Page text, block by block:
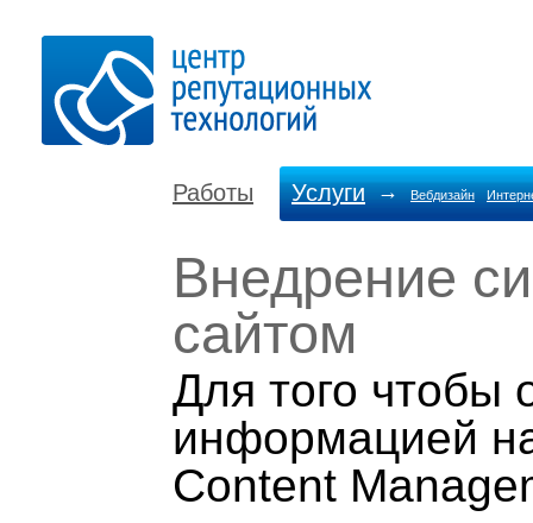
Работы Услуги → Вебдизайн
Внедрение
сайтом
Для того чтобы
информацией
Content